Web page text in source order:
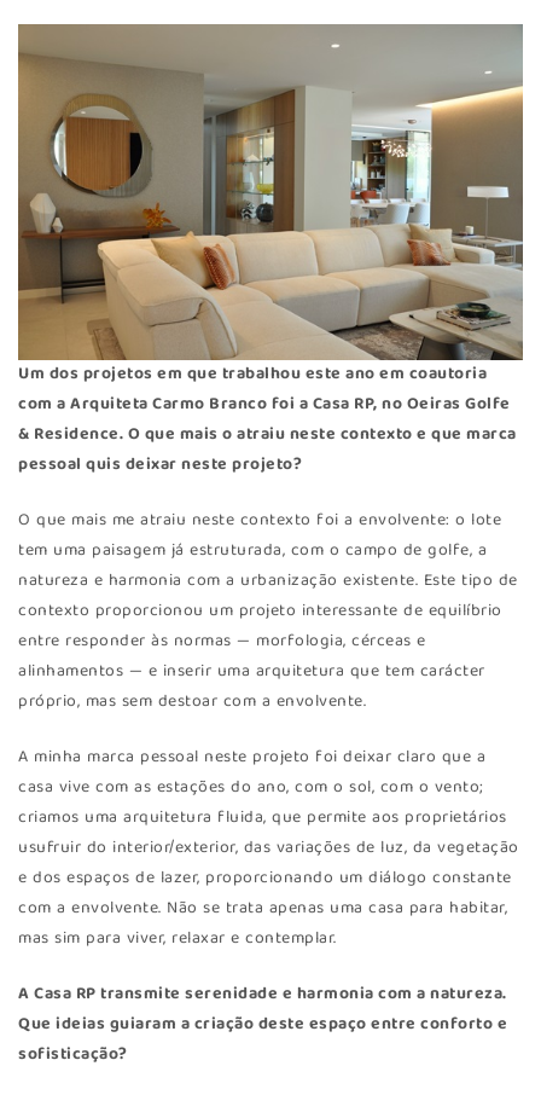
Um dos projetos em que trabalhou este ano em coautoria
com a Arquiteta Carmo Branco foi a Casa RP, no Oeiras Golfe
& Residence. O que mais o atraiu neste contexto e que marca
pessoal quis deixar neste projeto?
O que mais me atraiu neste contexto foi a envolvente: o lote
tem uma paisagem já estruturada, com o campo de golfe, a
natureza e harmonia com a urbanização existente. Este tipo de
contexto proporcionou um projeto interessante de equilíbrio
entre responder às normas — morfologia, cérceas e
alinhamentos — e inserir uma arquitetura que tem carácter
próprio, mas sem destoar com a envolvente.
A minha marca pessoal neste projeto foi deixar claro que a
casa vive com as estações do ano, com o sol, com o vento;
criamos uma arquitetura fluida, que permite aos proprietários
usufruir do interior/exterior, das variações de luz, da vegetação
e dos espaços de lazer, proporcionando um diálogo constante
com a envolvente. Não se trata apenas uma casa para habitar,
mas sim para viver, relaxar e contemplar.
A Casa RP transmite serenidade e harmonia com a natureza.
Que ideias guiaram a criação deste espaço entre conforto e
sofisticação?